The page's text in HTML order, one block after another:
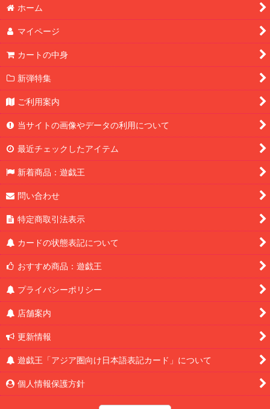
ホーム
マイページ
カートの中身
新弾特集
ご利用案内
当サイトの画像やデータの利用について
最近チェックしたアイテム
新着商品：遊戯王
問い合わせ
特定商取引法表示
カードの状態表記について
おすすめ商品：遊戯王
プライバシーポリシー
店舗案内
更新情報
遊戯王「アジア圏向け日本語表記カード」について
個人情報保護方針